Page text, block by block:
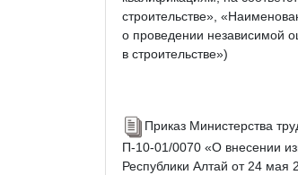
строительстве»,
о проведении независимой
в строительстве»)
Приказ Министерства
П-10-01/0070 «О внесении
Республики Алтай от 24 мая